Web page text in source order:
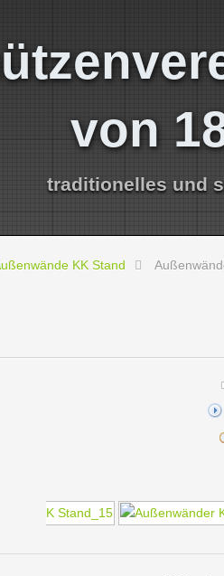
von
traditionelles und
KK Stand